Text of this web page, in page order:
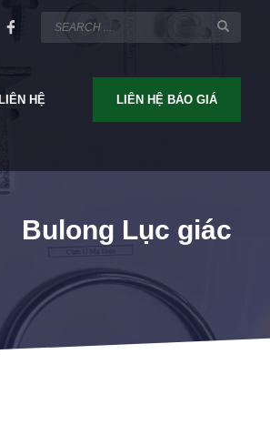
LIÊN HỆ LIÊN HỆ BÁO GIÁ
Bulong Lục giác